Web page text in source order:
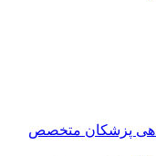
پزشکان متخصص